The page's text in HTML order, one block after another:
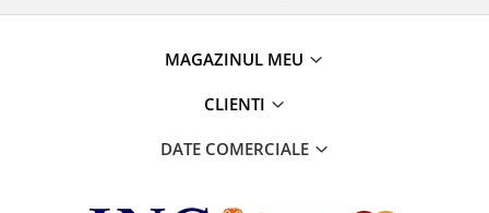
MAGAZINUL MEU
CLIENTI
DATE COMERCIALE